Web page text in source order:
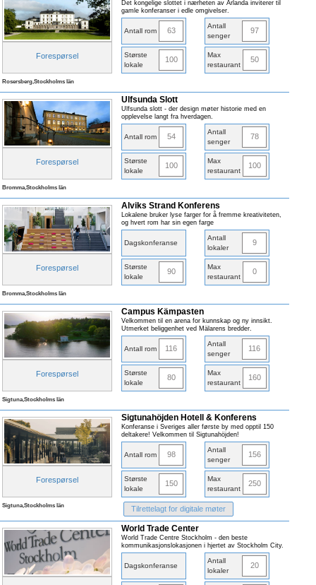
Forespørsel
Det kongelige slottet i nærheten av Arlanda inviterer til
gamle konferanser i edle omgivelser.
Antall rom 63
Antall
senger
97
Største
lokale
100
Max
restaurant
50
Rosersberg,Stockholms län
Forespørsel
Ulfsunda Slott
Ulfsunda slott - der design møter historie med en
opplevelse langt fra hverdagen.
Antall rom 54
Antall
senger
78
Største
lokale
100
Max
restaurant
100
Bromma,Stockholms län
Forespørsel
Alviks Strand Konferens
Lokalene bruker lyse farger for å fremme kreativiteten,
og hvert rom har sin egen farge
Dagskonferanse
Antall
lokaler
9
Største
lokale
90
Max
restaurant
0
Bromma,Stockholms län
Forespørsel
Campus Kämpasten
Velkommen til en arena for kunnskap og ny innsikt.
Utmerket beliggenhet ved Mälarens bredder.
Antall rom 116
Antall
senger
116
Største
lokale
80
Max
restaurant
160
Sigtuna,Stockholms län
Forespørsel
Sigtunahöjden Hotell & Konferens
Konferanse i Sveriges aller første by med opptil 150
deltakere! Velkommen til Sigtunahöjden!
Antall rom 98
Antall
senger
156
Største
lokale
150
Max
restaurant
250
Sigtuna,Stockholms län Tilrettelagt for digitale møter
World Trade Center
World Trade Centre Stockholm - den beste
kommunikasjonslokasjonen i hjertet av Stockholm City.
Dagskonferanse
Antall
lokaler
20